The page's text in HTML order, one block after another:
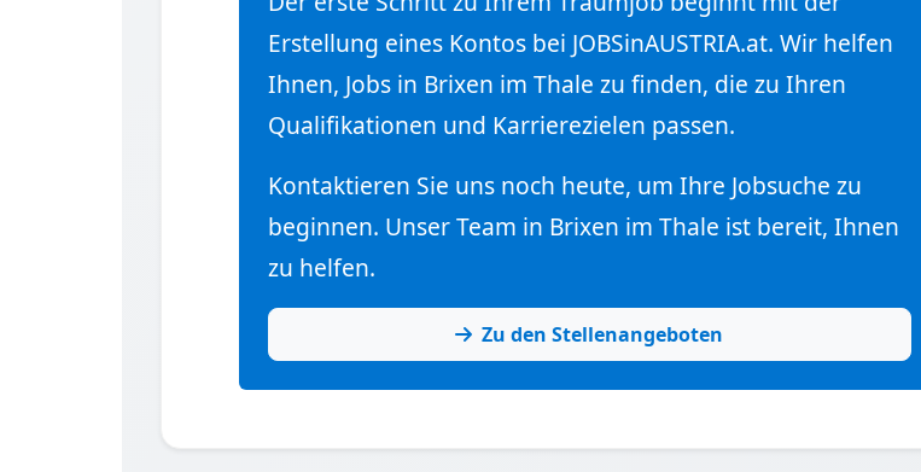
Erstellung eines Kontos bei JOBSinAUSTRIA.at. Wir helfen
Ihnen, Jobs in Brixen im Thale zu finden, die zu Ihren
Qualifikationen und Karrierezielen passen.
Kontaktieren Sie uns noch heute, um Ihre Jobsuche zu
beginnen. Unser Team in Brixen im Thale ist bereit, Ihnen
zu helfen.
Zu den Stellenangeboten